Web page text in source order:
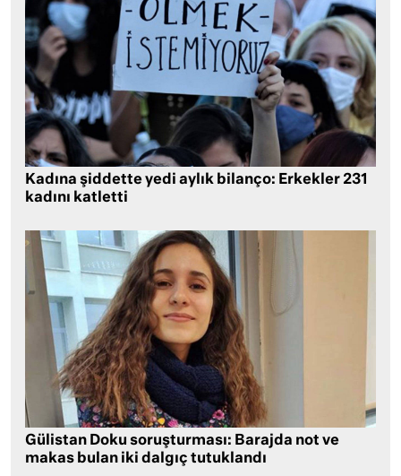
Kadına şiddette yedi aylık bilanço: Erkekler 231
kadını katletti
Gülistan Doku soruşturması: Barajda not ve
makas bulan iki dalgıç tutuklandı